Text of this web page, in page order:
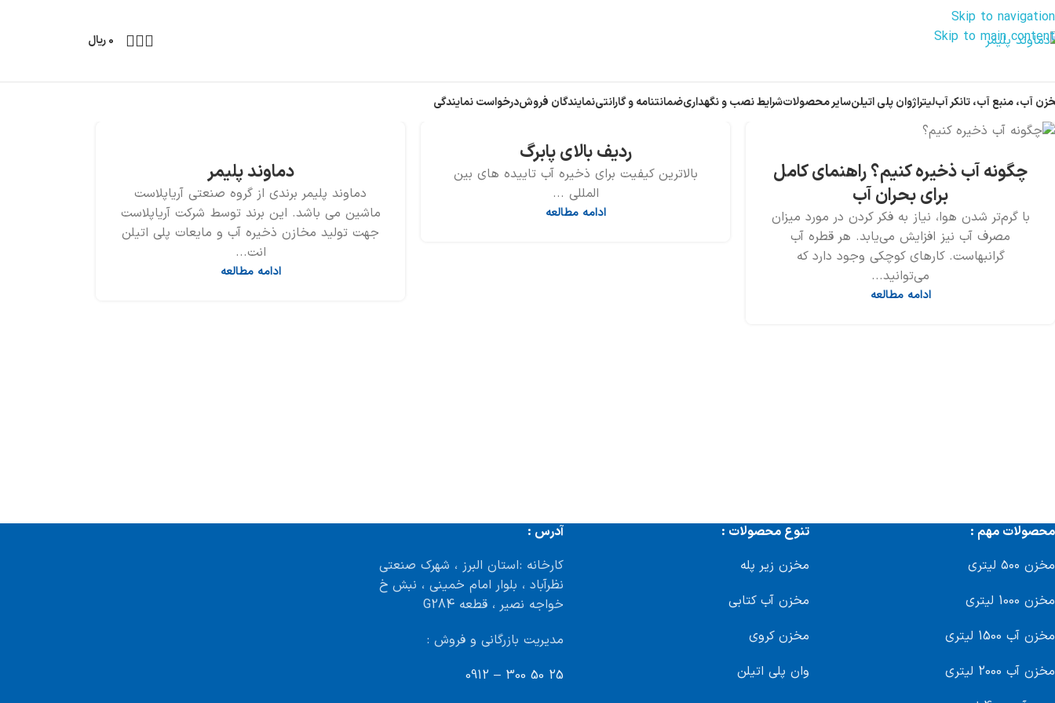
Skip to navigation
Skip to main content
0ریال
آب، منبع آب، تانکر آبلیتراژوان پلی اتیلنسایر محصولاتشرایط نصب و نگهداریضمانتنامه و گارانتینمایندگان فروشدرخواست نمایندگی
چگونه آب ذخیره کنیم؟ راهنمای کامل
برای بحران آب
با گرم‌تر شدن هوا، نیاز به فکر کردن در مورد میزان
مصرف آب نیز افزایش می‌یابد. هر قطره آب
گرانبهاست. کارهای کوچکی وجود دارد که
می‌توانید...
ادامه مطالعه
ردیف بالای پابرگ
بالاترین کیفیت برای ذخیره آب تاییده های بین
المللی ...
ادامه مطالعه
دماوند پلیمر
دماوند پلیمر برندی از گروه صنعتی آریاپلاست
ماشین می باشد. این برند توسط شرکت آریاپلاست
جهت تولید مخازن ذخیره آب و مایعات پلی اتیلن
انت...
ادامه مطالعه
محصولات مهم :
مخزن ۵۰۰ لیتری
مخزن 1000 لیتری
مخزن آب 1500 لیتری
مخزن آب 2000 لیتری
تنوع محصولات :
مخزن زیر پله
مخزن آب کتابی
مخزن کروی
وان پلی اتیلن
آدرس :
کارخانه : استان البرز ، شهرک صنعتی
نظرآباد ، بلوار امام خمینی ، نبش خ
خواجه نصیر ، قطعه G284
مدیریت بازرگانی و فروش :
25 50 300 – 0912